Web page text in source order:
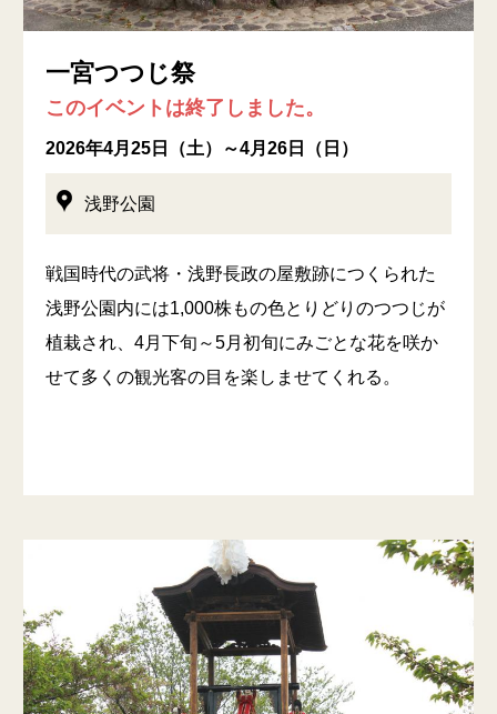
一宮つつじ祭
このイベントは終了しました。
2026年4月25日（土）～4月26日（日）
浅野公園
戦国時代の武将・浅野長政の屋敷跡につくられた
浅野公園内には1,000株もの色とりどりのつつじが
植栽され、4月下旬～5月初旬にみごとな花を咲か
せて多くの観光客の目を楽しませてくれる。